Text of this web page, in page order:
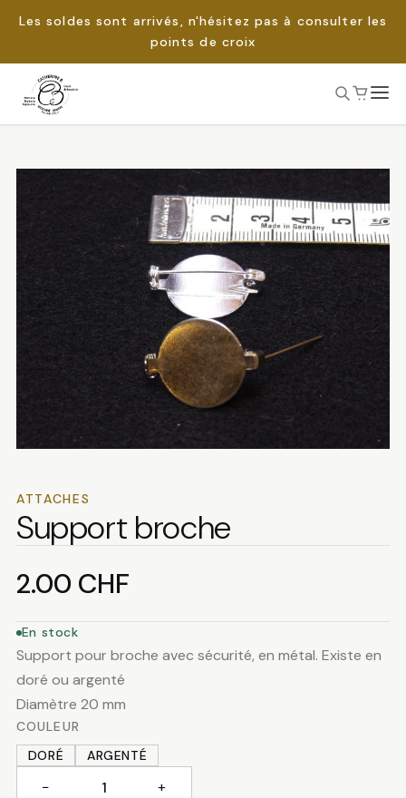
Les soldes sont arrivés, n'hésitez pas à consulter les
points de croix
Passer
ATTACHES
Support broche
2.00 CHF
En stock
Support pour broche avec sécurité, en métal. Existe en
doré ou argenté
Diamètre 20 mm
COULEUR
DORÉ
ARGENTÉ
− +